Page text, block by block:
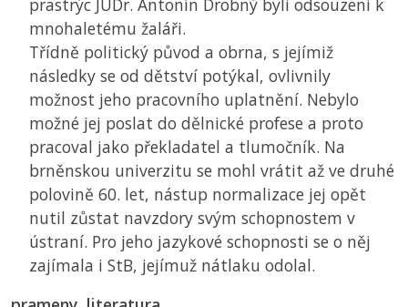
prastrýc JUDr. Antonín Drobný byli odsouzeni k
mnohaletému žaláři.
Třídně politický původ a obrna, s jejímiž
následky se od dětství potýkal, ovlivnily
možnost jeho pracovního uplatnění. Nebylo
možné jej poslat do dělnické profese a proto
pracoval jako překladatel a tlumočník. Na
brněnskou univerzitu se mohl vrátit až ve druhé
polovině 60. let, nástup normalizace jej opět
nutil zůstat navzdory svým schopnostem v
ústraní. Pro jeho jazykové schopnosti se o něj
zajímala i StB, jejímuž nátlaku odolal.